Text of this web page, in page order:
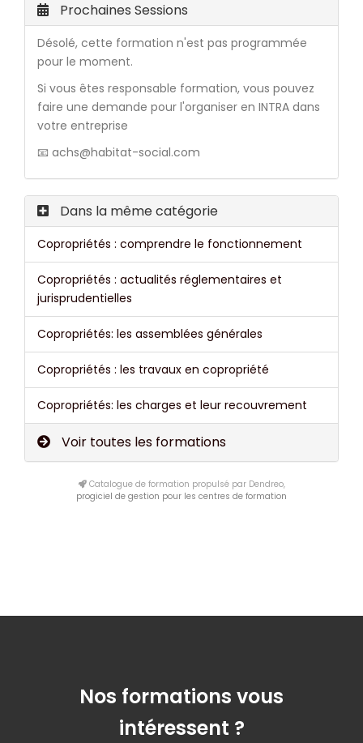
Prochaines Sessions
Désolé, cette formation n'est pas programmée
pour le moment.
Si vous êtes responsable formation, vous pouvez
faire une demande pour l'organiser en INTRA dans
votre entreprise
📧 achs@habitat-social.com
Dans la même catégorie
Copropriétés : comprendre le fonctionnement
Copropriétés : actualités réglementaires et
jurisprudentielles
Copropriétés: les assemblées générales
Copropriétés : les travaux en copropriété
Copropriétés: les charges et leur recouvrement
Voir toutes les formations
Catalogue de formation propulsé par Dendreo,
progiciel de gestion pour les centres de formation
Nos formations vous
intéressent ?